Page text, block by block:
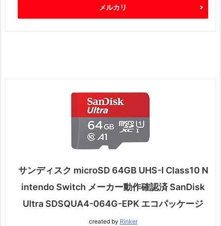
メルカリ
サンディスク microSD 64GB UHS-I Class10 N
intendo Switch メーカー動作確認済 SanDisk
Ultra SDSQUA4-064G-EPK エコパッケージ
created by Rinker